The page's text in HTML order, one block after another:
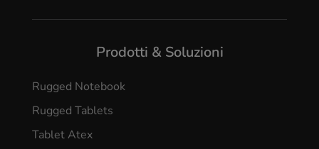
Prodotti & Soluzioni
Rugged Notebook
Rugged Tablets
Tablet Atex